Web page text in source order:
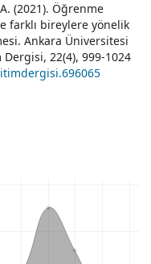
(2021). Öğrenme
farklı bireylere yönelik
Ankara Üniversitesi
22(4), 999-1024